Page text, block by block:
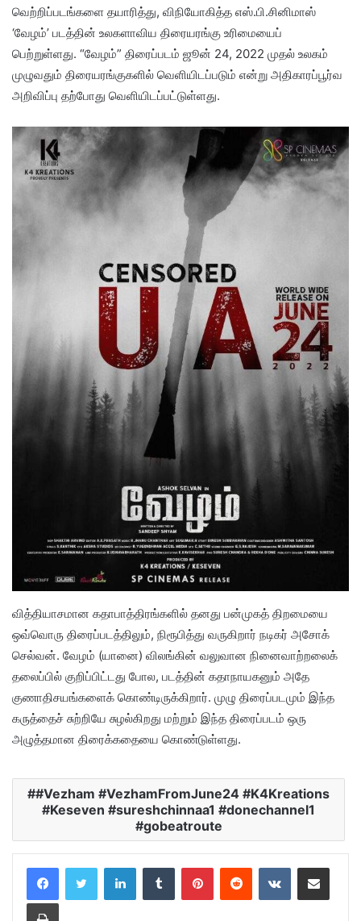
வெற்றிப்படங்களை தயாரித்து, விநியோகித்த எஸ்.பி.சினிமாஸ்
‘வேழம்’ படத்தின் உலகளாவிய திரையரங்கு உரிமையைப்
பெற்றுள்ளது. “வேழம்” திரைப்படம் ஜூன் 24, 2022 முதல் உலகம்
முழுவதும் திரையரங்குகளில் வெளியிடப்படும் என்று அதிகாரப்பூர்வ
அறிவிப்பு தற்போது வெளியிடப்பட்டுள்ளது.
வித்தியாசமான கதாபாத்திரங்களில் தனது பன்முகத் திறமையை
ஒவ்வொரு திரைப்படத்திலும், நிரூபித்து வருகிறார் நடிகர் அசோக்
செல்வன். வேழம் (யானை) விலங்கின் வலுவான நினைவாற்றலைக்
தலைப்பில் குறிப்பிட்டது போல, படத்தின் கதாநாயகனும் அதே
குணாதிசயங்களைக் கொண்டிருக்கிறார். முழு திரைப்படமும் இந்த
கருத்தைச் சுற்றியே சுழல்கிறது மற்றும் இந்த திரைப்படம் ஒரு
அழுத்தமான திரைக்கதையை கொண்டுள்ளது.
#Vezham #VezhamFromJune24 #K4Kreations
#Keseven #sureshchinnaa1 #donechannel1
#gobeatroute
LinkedInTumblr PinterestReddit VKontakteShare via Email
Print